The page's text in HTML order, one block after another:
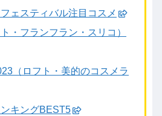
ェスティバル注目コスメ
・フランフラン・スリコ）
（ロフト・美的のコスメラ
キングBEST5